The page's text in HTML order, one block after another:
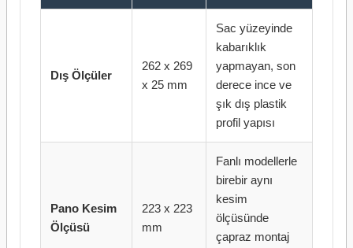
Dış Ölçüler
262 x 269
x 25 mm
Sac yüzeyinde
kabarıklık
yapmayan, son
derece ince ve
şık dış plastik
profil yapısı
Pano Kesim
Ölçüsü
223 x 223
mm
Fanlı modellerle
birebir aynı
kesim
ölçüsünde
çapraz montaj